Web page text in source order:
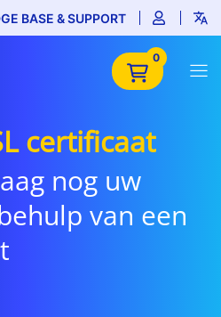
BASE & SUPPORT
0
certificaat
nog uw
van een